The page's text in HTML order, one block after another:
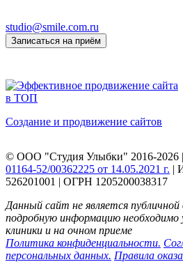
studio@smile.com.ru
Записаться на приём
Создание и продвижение сайтов
© ООО "Студия Улыбки" 2016-2026 |
01164-52/00362225 от 14.05.2021 г. |
526201001 | ОГРН 1205200038317
Данный сайт не является
подробную информацию
клиники и на очном приеме
Политика конфиденциальности.
персональных данных. Правила